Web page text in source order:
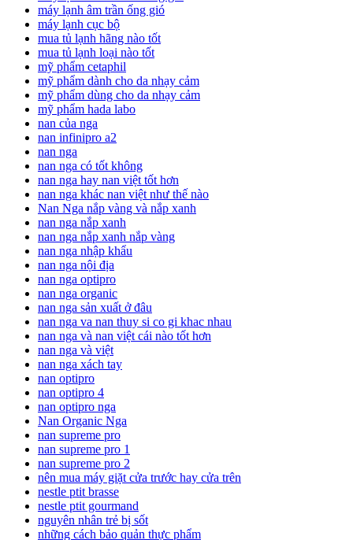
máy lạnh âm trần ống gió
máy lạnh cục bộ
mua tủ lạnh hãng nào tốt
mua tủ lạnh loại nào tốt
mỹ phẩm cetaphil
mỹ phẩm dành cho da nhạy cảm
mỹ phẩm dùng cho da nhạy cảm
mỹ phẩm hada labo
nan của nga
nan infinipro a2
nan nga
nan nga có tốt không
nan nga hay nan việt tốt hơn
nan nga khác nan việt như thế nào
Nan Nga nắp vàng và nắp xanh
nan nga nắp xanh
nan nga nắp xanh nắp vàng
nan nga nhập khẩu
nan nga nội địa
nan nga optipro
nan nga organic
nan nga sản xuất ở đâu
nan nga va nan thuy si co gi khac nhau
nan nga và nan việt cái nào tốt hơn
nan nga và việt
nan nga xách tay
nan optipro
nan optipro 4
nan optipro nga
Nan Organic Nga
nan supreme pro
nan supreme pro 1
nan supreme pro 2
nên mua máy giặt cửa trước hay cửa trên
nestle ptit brasse
nestle ptit gourmand
nguyên nhân trẻ bị sốt
những cách bảo quản thực phẩm